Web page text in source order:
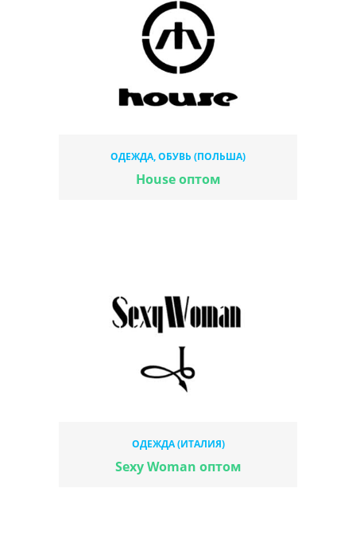
ОДЕЖДА, ОБУВЬ (ПОЛЬША)
House оптом
ОДЕЖДА (ИТАЛИЯ)
Sexy Woman оптом